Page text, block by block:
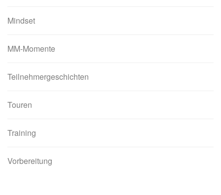
Mindset
MM-Momente
Teilnehmergeschichten
Touren
Training
Vorbereitung